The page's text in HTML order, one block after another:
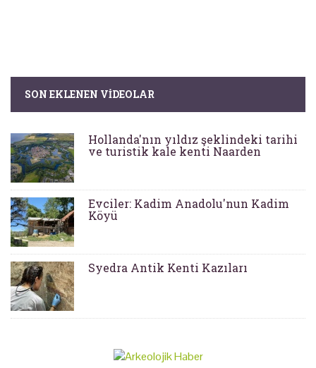
SON EKLENEN VIDEOLAR
Hollanda'nın yıldız şeklindeki tarihi
ve turistik kale kenti Naarden
Evciler: Kadim Anadolu'nun Kadim
Köyü
Syedra Antik Kenti Kazıları